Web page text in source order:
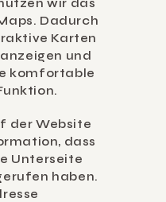
wir das
Dadurch
Karten
und
komfortable
der Website
dass
Unterseite
haben.